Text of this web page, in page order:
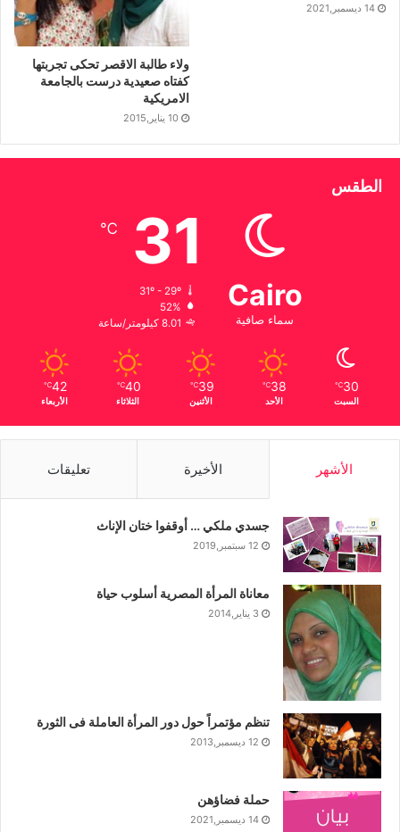
14 ديسمبر,2021
ولاء طالبة الاقصر تحكى تجربتها
كفتاه صعيدية درست بالجامعة
الامريكية
10 يناير,2015
الطقس
Cairo
سماء صافية
31
℃
31º - 29º
52%
8.01 كيلومتر/ساعة
30
℃
السبت
38
℃
الأحد
39
℃
الأثنين
40
℃
الثلاثاء
42
℃
الأربعاء
الأشهر الأخيرة تعليقات
جسدي ملكي … أوقفوا ختان الإناث
12 سبتمبر,2019
معاناة المرأة المصرية أسلوب حياة
3 يناير,2014
تنظم مؤتمراً حول دور المرأة العاملة فى الثورة
12 ديسمبر,2013
حملة فضاؤهن
14 ديسمبر,2021